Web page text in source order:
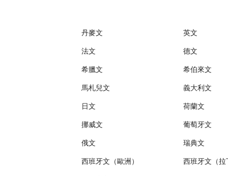
丹麥文 英文
法文 德文
希臘文 希伯來文
馬札兒文 義大利文
日文 荷蘭文
挪威文 葡萄牙文
俄文 瑞典文
西班牙文（歐洲） 西班牙文（拉